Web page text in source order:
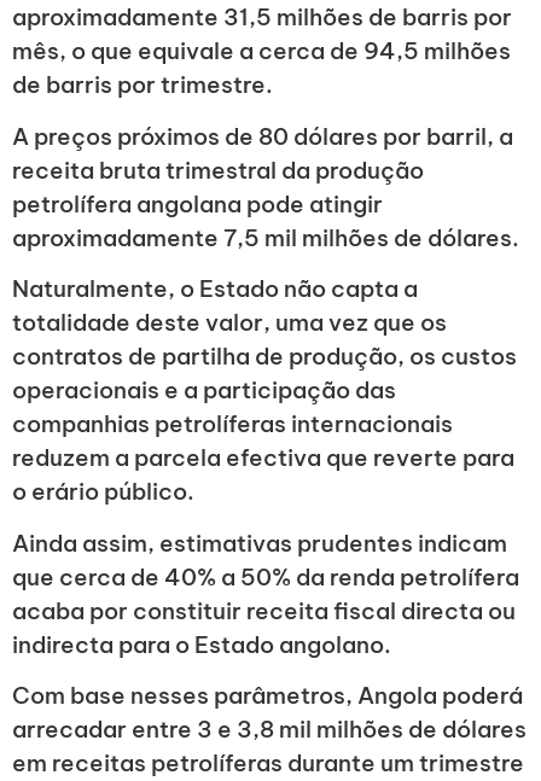
aproximadamente 31,5 milhões de barris por
mês, o que equivale a cerca de 94,5 milhões
de barris por trimestre.
A preços próximos de 80 dólares por barril, a
receita bruta trimestral da produção
petrolífera angolana pode atingir
aproximadamente 7,5 mil milhões de dólares.
Naturalmente, o Estado não capta a
totalidade deste valor, uma vez que os
contratos de partilha de produção, os custos
operacionais e a participação das
companhias petrolíferas internacionais
reduzem a parcela efectiva que reverte para
o erário público.
Ainda assim, estimativas prudentes indicam
que cerca de 40% a 50% da renda petrolífera
acaba por constituir receita fiscal directa ou
indirecta para o Estado angolano.
Com base nesses parâmetros, Angola poderá
arrecadar entre 3 e 3,8 mil milhões de dólares
em receitas petrolíferas durante um trimestre